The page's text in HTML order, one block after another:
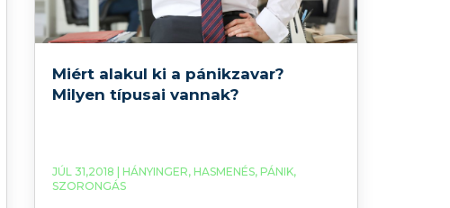
Miért alakul ki a pánikzavar?
Milyen típusai vannak?
JÚL 31,2018 | HÁNYINGER, HASMENÉS, PÁNIK,
SZORONGÁS